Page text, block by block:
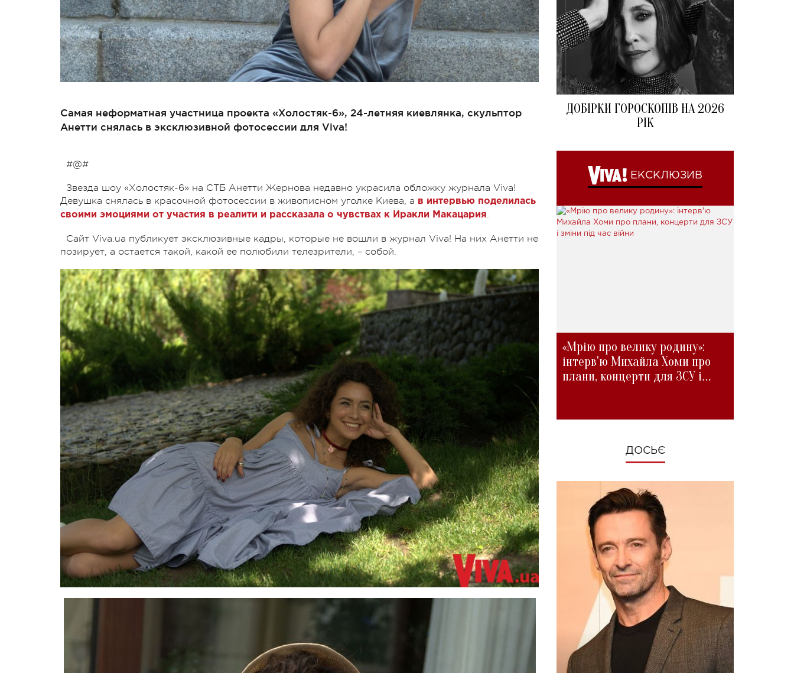
Самая неформатная участница проекта «Холостяк-6», 24-летняя киевлянка, скульптор
Анетти снялась в эксклюзивной фотосессии для Viva!
#@#
Звезда шоу «Холостяк-6» на СТБ Анетти Жернова недавно украсила обложку журнала Viva!
Девушка снялась в красочной фотосессии в живописном уголке Киева, а в интервью поделилась
своими эмоциями от участия в реалити и рассказала о чувствах к Иракли Макацария.
Сайт Viva.ua публикует эксклюзивные кадры, которые не вошли в журнал Viva! На них Анетти не
позирует, а остается такой, какой ее полюбили телезрители, – собой.
ДОБІРКИ ГОРОСКОПІВ НА 2026
РІК
ЕКСКЛЮЗИВ
«Мрію про велику родину»:
інтерв'ю Михайла Хоми про
плани, концерти для ЗСУ і
ДОСЬЄ